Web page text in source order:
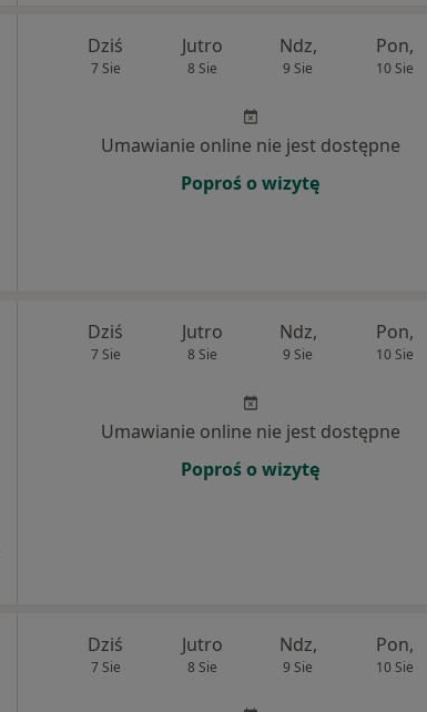
Dziś
7 Sie
Jutro
8 Sie
Ndz,
9 Sie
Pon,
10 Sie
Umawianie online nie jest dostępne
Poproś o wizytę
Dziś
7 Sie
Jutro
8 Sie
Ndz,
9 Sie
Pon,
10 Sie
Umawianie online nie jest dostępne
Poproś o wizytę
Dziś
7 Sie
Jutro
8 Sie
Ndz,
9 Sie
Pon,
10 Sie